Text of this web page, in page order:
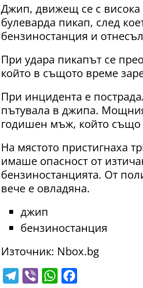
Джип, движещ се с висока
булеварда пикап, след
бензиностанция и
При удара пикапът се
който в същото време
При инцидента е
пътувала в джипа.
годишен мъж, който също
На мястото пристигнаха
имаше опасност от
бензиностанцията. От
вече е овладяна.
джип
бензиностанция
Източник: Nbox.bg
T Vi W